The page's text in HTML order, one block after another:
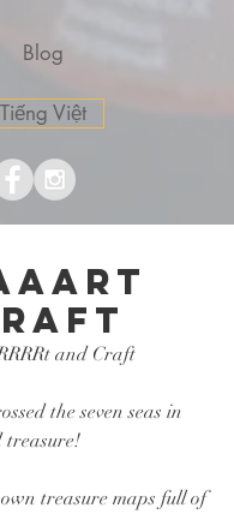
Blog
Tiếng Việt
and Craft
the seven seas in
treasure!
treasure maps full of